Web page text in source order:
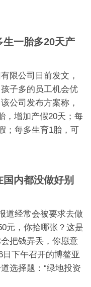
生一胎多20天产
限公司日前发文，
子多的员工机会优
公司发布方案称，
，增加产假20天；每
；每多生育1胎，可
内都没做好别
道经常会被要求去做
元，你拾哪张？这是
把钱弄丢，你愿意
下午召开的博鳌亚
选择题：“绿地投资